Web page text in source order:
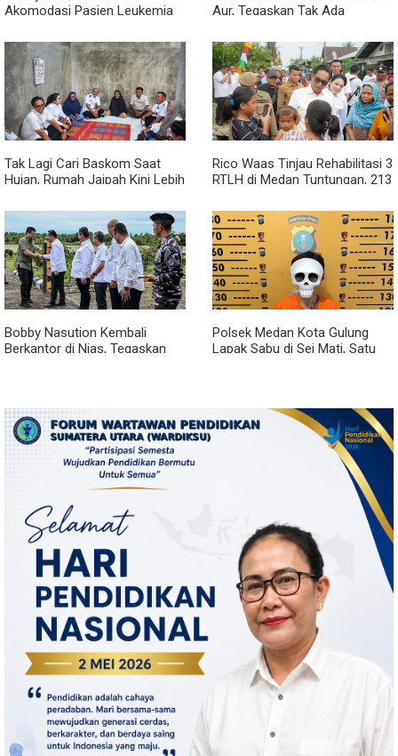
Akomodasi Pasien Leukemia
RSUD Thomsen
Aur, Tegaskan Tak Ada
Wewenang
Tak Lagi Cari Baskom Saat
Hujan, Rumah Jaipah Kini Lebih
Rico Waas Tinjau Rehabilitasi 3
RTLH di Medan Tuntungan, 213
Bobby Nasution Kembali
Berkantor di Nias, Tegaskan
Polsek Medan Kota Gulung
Lapak Sabu di Sei Mati, Satu